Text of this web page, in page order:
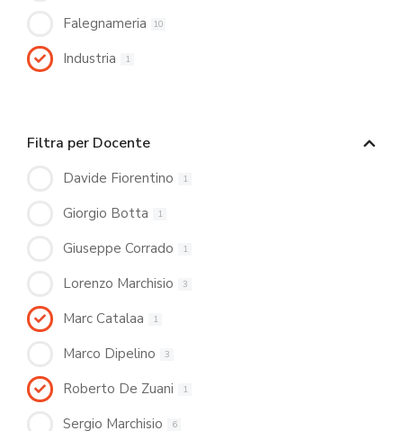
Falegnameria 10
Industria 1
Filtra per Docente
Davide Fiorentino 1
Giorgio Botta 1
Giuseppe Corrado 1
Lorenzo Marchisio 3
Marc Catalaa 1
Marco Dipelino 3
Roberto De Zuani 1
Sergio Marchisio 6